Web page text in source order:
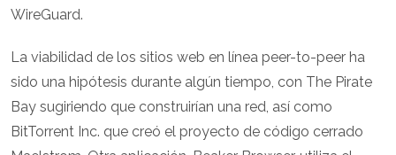
WireGuard.
La viabilidad de los sitios web en línea peer-to-peer ha
sido una hipótesis durante algún tiempo, con The Pirate
Bay sugiriendo que construirían una red, así como
BitTorrent Inc. que creó el proyecto de código cerrado